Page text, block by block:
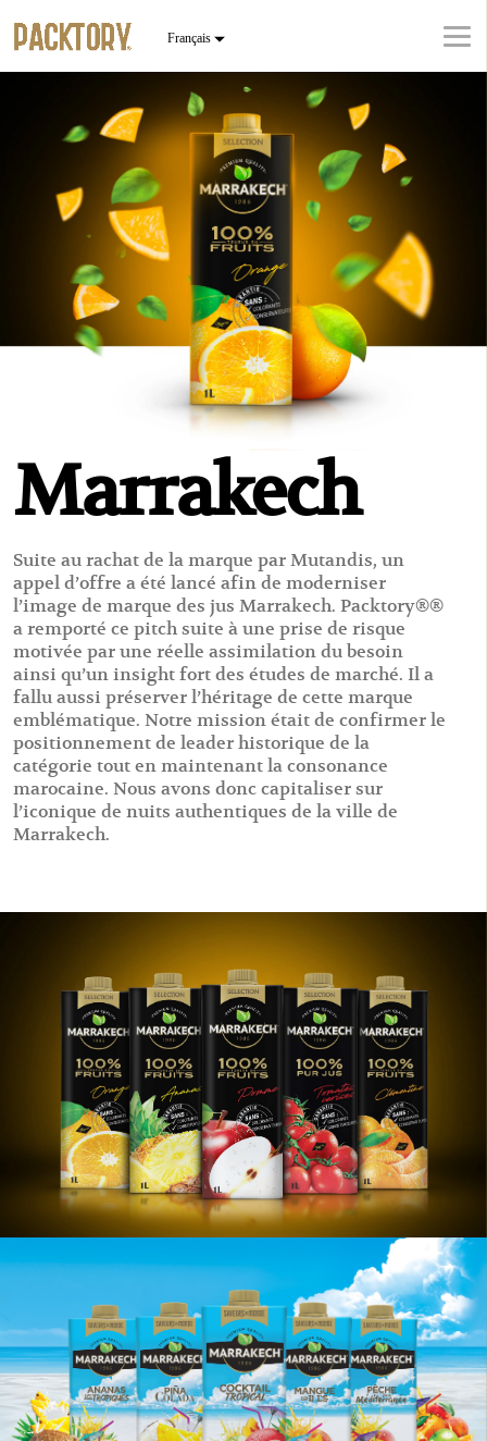
Marrakech
Suite au rachat de la marque par Mutandis, un
appel d’offre a été lancé afin de moderniser
l’image de marque des jus Marrakech. Packtory®®
a remporté ce pitch suite à une prise de risque
motivée par une réelle assimilation du besoin
ainsi qu’un insight fort des études de marché. Il a
fallu aussi préserver l’héritage de cette marque
emblématique. Notre mission était de confirmer le
positionnement de leader historique de la
catégorie tout en maintenant la consonance
marocaine. Nous avons donc capitaliser sur
l’iconique de nuits authentiques de la ville de
Marrakech.